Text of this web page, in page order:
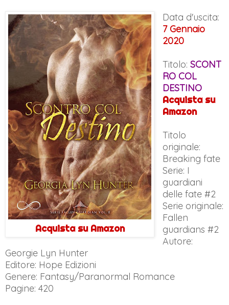
Acquista su Amazon
Data d'uscita:
7 Gennaio
2020
Titolo: SCONT
RO COL
DESTINO
Acquista su
Amazon
Titolo
originale:
Breaking fate
Serie: I
guardiani
delle fate #2
Serie originale:
Fallen
guardians #2
Autore:
Georgie Lyn Hunter
Editore: Hope Edizioni
Genere: Fantasy/Paranormal Romance
Pagine: 420